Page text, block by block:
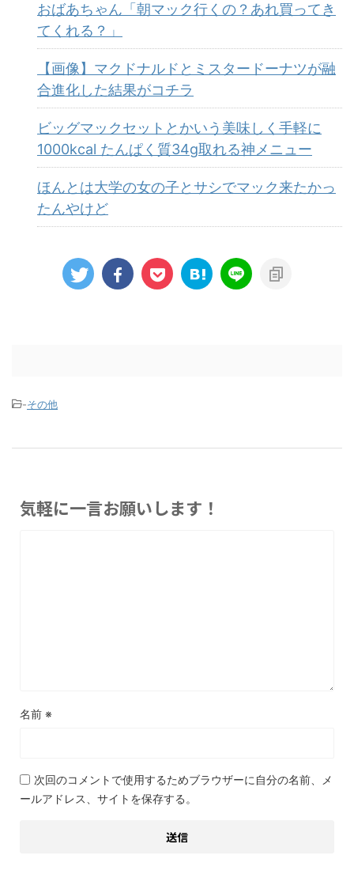
おばあちゃん「朝マック行くの？あれ買ってき
てくれる？」
【画像】マクドナルドとミスタードーナツが融
合進化した結果がコチラ
ビッグマックセットとかいう美味しく手軽に
1000kcal たんぱく質34g取れる神メニュー
ほんとは大学の女の子とサシでマック来たかっ
たんやけど
-その他
気軽に一言お願いします！
名前 ※
次回のコメントで使用するためブラウザーに自分の名前、メ
ールアドレス、サイトを保存する。